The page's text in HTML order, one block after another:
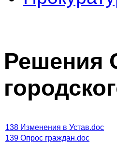
Решения
138 Изменения в Устав.doc
139 Опрос граждан.doc